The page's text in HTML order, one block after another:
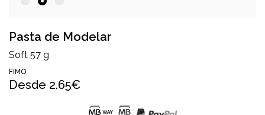
Pasta de Modelar
Soft 57 g
FIMO
Desde 2.65€